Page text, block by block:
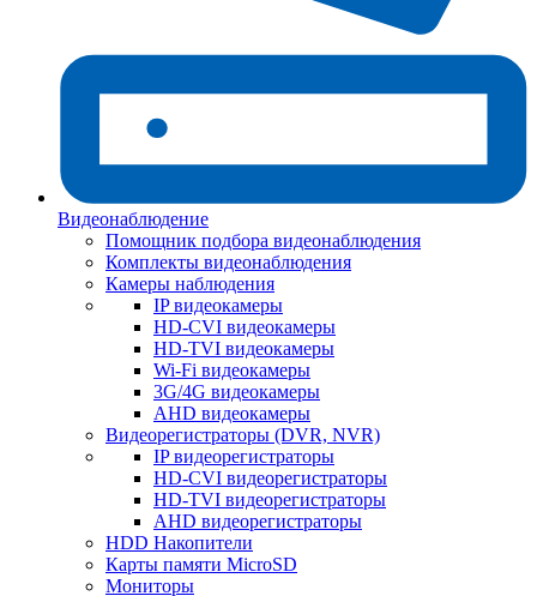
Видеонаблюдение
Помощник подбора видеонаблюдения
Комплекты видеонаблюдения
Камеры наблюдения
IP видеокамеры
HD-CVI видеокамеры
HD-TVI видеокамеры
Wi-Fi видеокамеры
3G/4G видеокамеры
AHD видеокамеры
Видеорегистраторы (DVR, NVR)
IP видеорегистраторы
HD-CVI видеорегистраторы
HD-TVI видеорегистраторы
AHD видеорегистраторы
HDD Накопители
Карты памяти MicroSD
Мониторы